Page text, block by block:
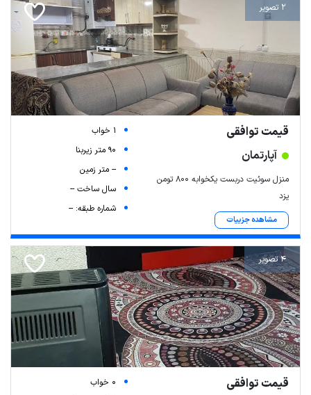
2 تصویر
قیمت توافقی
آپارتمان
منزل سوئیت دربست یکخوابه ۸۰۰ تومن
یزد
مشاهده جزییات
1 خواب
90 متر زیربنا
-- متر زمین
سال ساخت --
شماره طبقه: --
4 تصویر
قیمت توافقی
0 خواب